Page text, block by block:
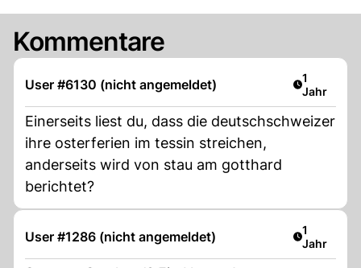
Kommentare
User #6130 (nicht angemeldet) Artikel
1
Jahr
Einerseits liest du, dass die deutschschweizer
ihre osterferien im tessin streichen,
anderseits wird von stau am gotthard
berichtet?
User #1286 (nicht angemeldet) Artikel
1
Jahr